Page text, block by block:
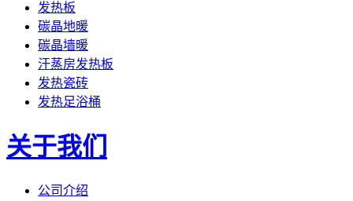
发热板
碳晶地暖
碳晶墙暖
汗蒸房发热板
发热瓷砖
发热足浴桶
关于我们
公司介绍